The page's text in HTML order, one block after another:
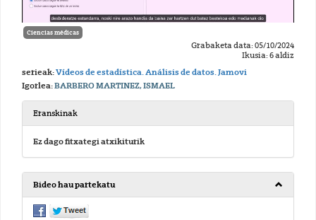
Ciencias médicas
Grabaketa data: 05/10/2024
Ikusia: 6 aldiz
serieak:Vídeos de estadística. Análisis de datos. Jamovi
Igorlea:BARBERO MARTINEZ, ISMAEL
Eranskinak
Ez dago fitxategi atxikiturik
Bideo hau partekatu